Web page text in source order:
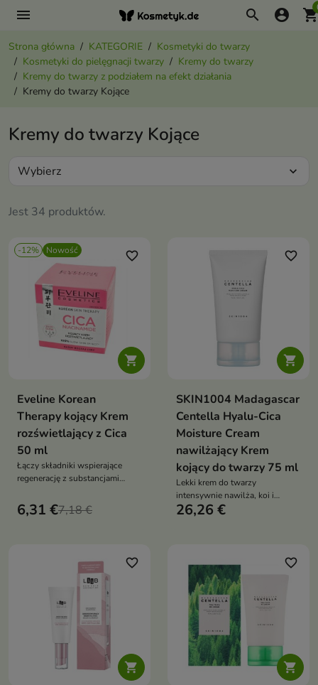
menu search account_circle
Strona główna KATEGORIE
Kosmetyki do twarzy
Kosmetyki do pielęgnacji twarzy
Kremy do twarzy
Kremy do twarzy z podziałem na efekt działania
Kremy do twarzy Kojące
Kremy do twarzy Kojące
Jest 34 produktów.
Wybierz expand_more
-12% Nowość

favorite_border
Eveline Korean
Therapy kojący Krem
rozświetlający z Cica
50 ml
Łączy składniki wspierające
regenerację z substancjami
6,31 €7,18 €

favorite_border
SKIN1004 Madagascar
Centella Hyalu-Cica
Moisture Cream
nawilżający Krem
kojący do twarzy 75 ml
Lekki krem do twarzy
intensywnie nawilża, koi i
wspiera regenerację skóry
niacynamidem i hydrolizowanym
kolagenem wzmacnia barierę
hydrolipidową i pozostawia
satynowe wykończenie
26,26 €

favorite_border

favorite_border